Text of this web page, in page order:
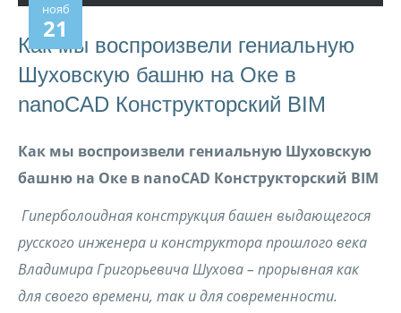
нояб
21
Как мы воспроизвели гениальную
Шуховскую башню на Оке в
nanoCAD Конструкторский BIM
Как мы воспроизвели гениальную Шуховскую
башню на Оке в nanoCAD Конструкторский BIM
Гиперболоидная конструкция башен выдающегося
русского инженера и конструктора прошлого века
Владимира Григорьевича Шухова – прорывная как
для своего времени, так и для современности.